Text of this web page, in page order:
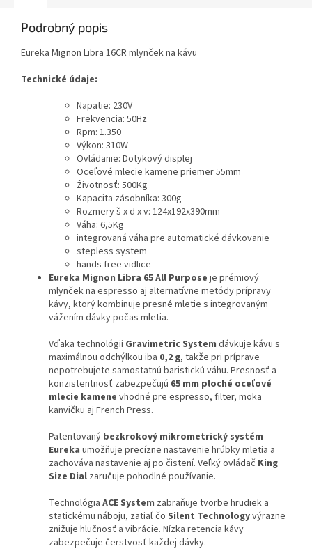
Podrobný popis
Eureka Mignon Libra 16CR mlynček na kávu
Technické údaje:
Napätie: 230V
Frekvencia: 50Hz
Rpm: 1.350
Výkon: 310W
Ovládanie: Dotykový displej
Oceľové mlecie kamene priemer 55mm
Životnosť: 500Kg
Kapacita zásobníka: 300g
Rozmery š x d x v: 124x192x390mm
Váha: 6,5Kg
integrovaná váha pre automatické dávkovanie
stepless system
hands free vidlice
Eureka Mignon Libra 65 All Purpose je prémiový
mlynček na espresso aj alternatívne metódy prípravy
kávy, ktorý kombinuje presné mletie s integrovaným
vážením dávky počas mletia.
Vďaka technológii Gravimetric System dávkuje kávu s
maximálnou odchýlkou iba 0,2 g, takže pri príprave
nepotrebujete samostatnú baristickú váhu. Presnosť a
konzistentnosť zabezpečujú 65 mm ploché oceľové
mlecie kamene vhodné pre espresso, filter, moka
kanvičku aj French Press.
Patentovaný bezkrokový mikrometrický systém
Eureka umožňuje precízne nastavenie hrúbky mletia a
zachováva nastavenie aj po čistení. Veľký ovládač King
Size Dial zaručuje pohodlné používanie.
Technológia ACE System zabraňuje tvorbe hrudiek a
statickému náboju, zatiaľ čo Silent Technologyvýrazne
znižuje hlučnosť a vibrácie. Nízka retencia kávy
zabezpečuje čerstvosť každej dávky.